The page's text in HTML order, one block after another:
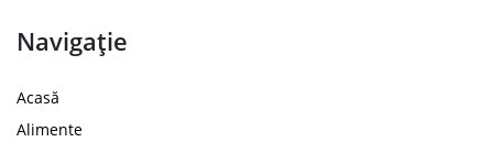
Navigație
Acasă
Alimente